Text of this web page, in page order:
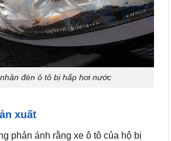
đèn ô tô bị hấp hơi nước
xuất
phản ánh rằng xe ô tô của hộ bị